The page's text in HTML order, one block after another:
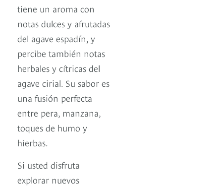
tiene un aroma con
notas dulces y afrutadas
del agave espadín, y
percibe también notas
herbales y cítricas del
agave cirial. Su sabor es
una fusión perfecta
entre pera, manzana,
toques de humo y
hierbas.
Si usted disfruta
explorar nuevos